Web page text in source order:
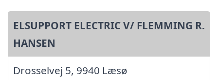
ELSUPPORT ELECTRIC V/ FLEMMING R.
HANSEN
Drosselvej 5, 9940 Læsø